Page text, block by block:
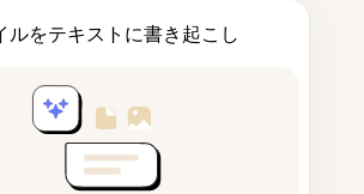
ルをテキストに書き起こし